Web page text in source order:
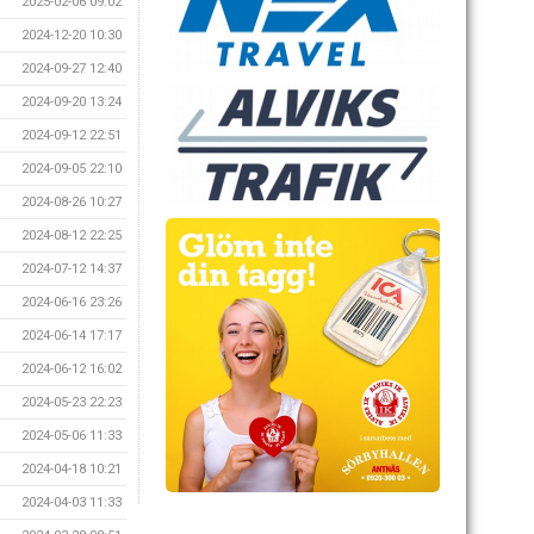
2024-12-20 10:30
2024-09-27 12:40
2024-09-20 13:24
2024-09-12 22:51
2024-09-05 22:10
2024-08-26 10:27
2024-08-12 22:25
2024-07-12 14:37
2024-06-16 23:26
2024-06-14 17:17
2024-06-12 16:02
2024-05-23 22:23
2024-05-06 11:33
2024-04-18 10:21
2024-04-03 11:33